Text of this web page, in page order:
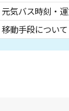
元気バス時刻・
移動手段について